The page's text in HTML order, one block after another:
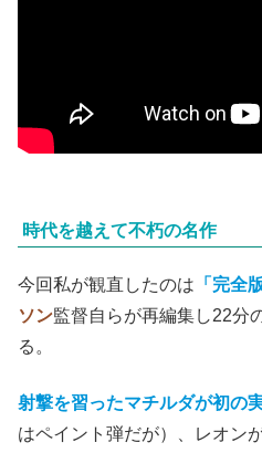
時代を越えて不朽の名作
今回私が観直したのは 「完全
ソン監督自らが再編集し22分
る。
射撃を習ったマチルダが初の
はペイント弾だが）、レオン